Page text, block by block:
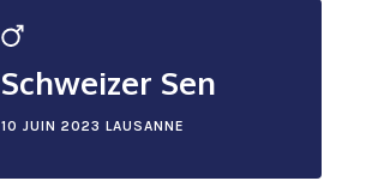
Schweizer Sen
10 JUIN 2023 LAUSANNE